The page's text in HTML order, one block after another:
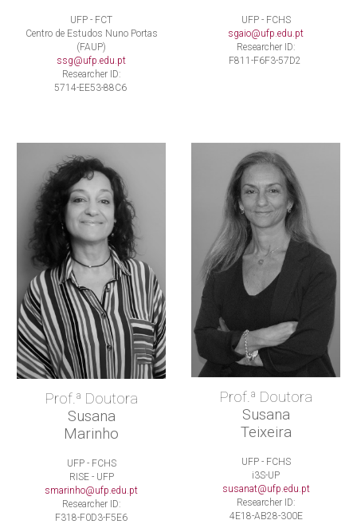
UFP - FCT
Centro de Estudos Nuno Portas
(FAUP)
ssg@ufp.edu.pt
Researcher ID:
5714-EE53-88C6
UFP - FCHS
sgaio@ufp.edu.pt
Researcher ID:
F811-F6F3-57D2
Prof.ª Doutora
Susana
Marinho
UFP - FCHS
RISE - UFP
smarinho@ufp.edu.pt
Researcher ID:
F318-F0D3-F5E6
Prof.ª Doutora
Susana
Teixeira
UFP - FCHS
i3S-UP
susanat@ufp.edu.pt
Researcher ID:
4E18-AB28-300E